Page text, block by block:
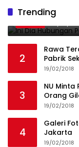
Trending
1
Gerindra
19/02/
2
Rawa
Pabrik
19/02/2018
3
NU
Orang
19/02/2018
4
Galeri
Jakarta
19/02/2018